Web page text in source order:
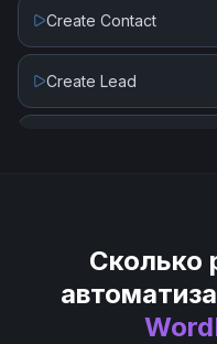
Create Contact
Create Lead
Get Records By
Get Records by Query
Сколько